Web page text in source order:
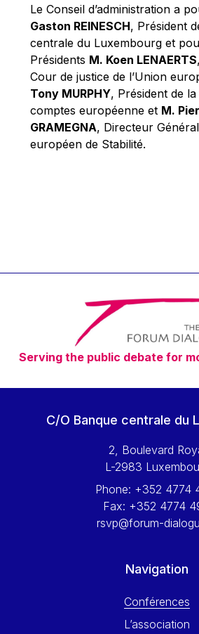
Werner Hoyer
Wolfgang Ketterle
Yasser Abed Rabbo
Yossi Beillin
Yves FRANCHET
Yves Mersch
Le Conseil d’administration a
Gaston REINESCH, Président
centrale du Luxembourg et
Présidents M. Koen LENAERTS
Cour de justice de l’Union
Tony MURPHY, Président de
comptes européenne et M.
GRAMEGNA, Directeur
européen de Stabilité.
Serving the public debate for
C/O Banque centrale du
2, Boulevard
L-2983
Phone: +352 4774
Fax: +352 4774
rsvp@forum-
Navigation
Conférences
L’association